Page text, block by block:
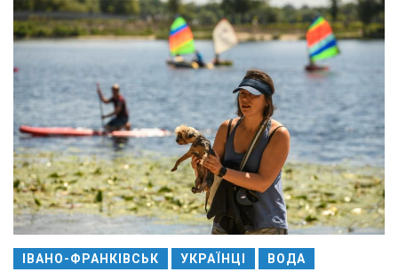
ІВАНО-ФРАНКІВСЬК УКРАЇНЦІ ВОДА